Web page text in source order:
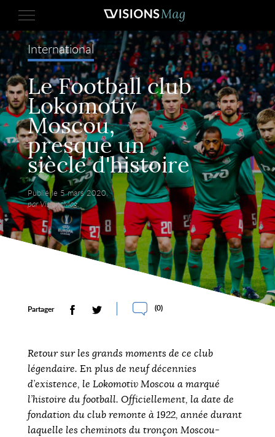
International
Le Football club
Lokomotiv
Moscou,
presque un
siècle d'histoire
Publié le 5 mars 2020,
par VisionsMag.
Partager (0)
Retour sur les grands moments de ce club
légendaire. En plus de neuf décennies
d’existence, le Lokomotiv Moscoua marqué
l’histoire du football. Officiellement, la date de
fondation du club remonte à 1922, année durant
laquelle les cheminots du tronçon Moscou-